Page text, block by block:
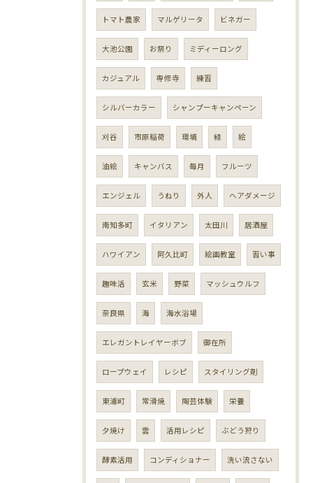
トマト農家 マルゲリータ ビネガー
大池公園 お祭り ミディーロング
カジュアル 専修寺 練習
シルバーカラー シャンプーキャンペーン
刈谷 市原稲荷 環境 緑 絵
油絵 キャンバス 毎月 フルーツ
エンジェル うねり 外人 ヘアダメージ
南知多町 イタリアン 太田川 居酒屋
ハワイアン 阿久比町 絵画教室 習い事
趣味活 玄米 野菜 マッシュウルフ
奈良県 海 海水浴場
エレガントレイヤーボブ 御在所
ロープウェイ レシピ スタイリング剤
東浦町 常滑焼 陶芸体験 栄養
夕焼け 雲 活用レシピ ぶどう狩り
酵素活用 コンディショナー 洗い流さない